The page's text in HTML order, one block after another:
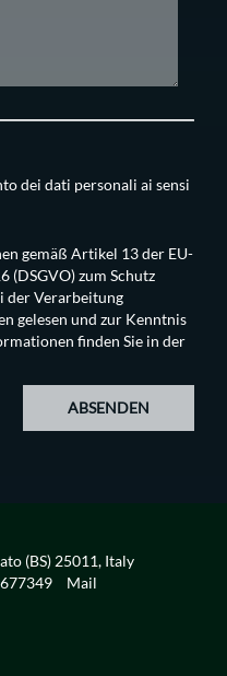
dei dati personali ai sensi
gemäß Artikel 13 der EU-
(DSGVO) zum Schutz
der Verarbeitung
gelesen und zur Kenntnis
finden Sie in der
ABSENDEN
(BS) 25011, Italy
Mail